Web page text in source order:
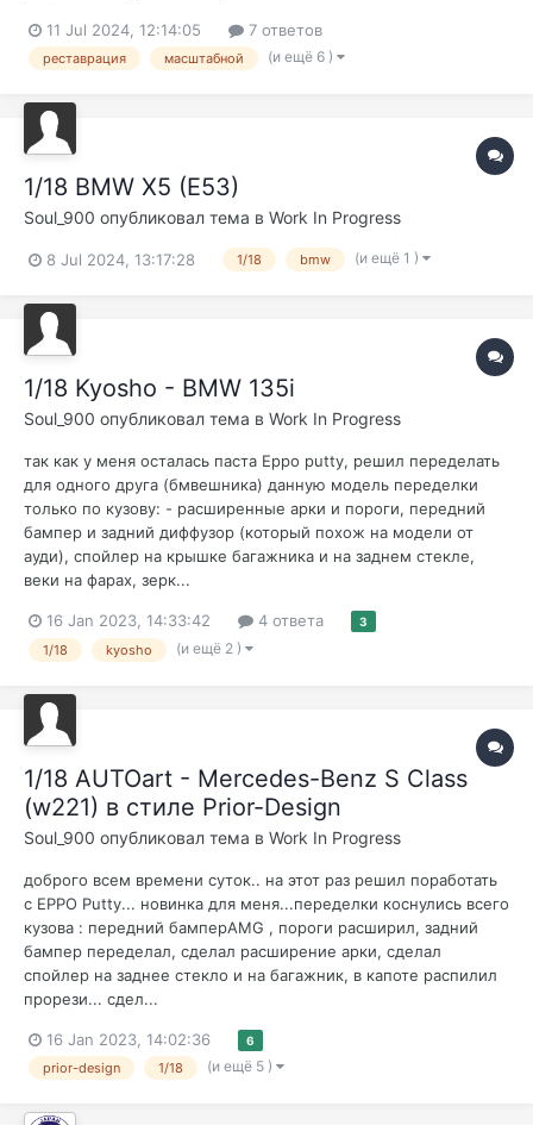
11 Jul 2024, 12:14:05 7 ответов
реставрация масштабной (и ещё 6 )
1/18 BMW X5 (E53)
Soul_900 опубликовал тема в Work In Progress
8 Jul 2024, 13:17:28 1/18 bmw (и ещё 1 )
1/18 Kyosho - BMW 135i
Soul_900 опубликовал тема в Work In Progress
так как у меня осталась паста Eppo putty, решил переделать
для одного друга (бмвешника) данную модель переделки
только по кузову: - расширенные арки и пороги, передний
бампер и задний диффузор (который похож на модели от
ауди), спойлер на крышке багажника и на заднем стекле,
веки на фарах, зерк...
16 Jan 2023, 14:33:42 4 ответа 3
1/18 kyosho (и ещё 2 )
1/18 AUTOart - Mercedes-Benz S Class
(w221) в стиле Prior-Design
Soul_900 опубликовал тема в Work In Progress
доброго всем времени суток.. на этот раз решил поработать
с EPPO Putty... новинка для меня...переделки коснулись всего
кузова : передний бамперAMG , пороги расширил, задний
бампер переделaл, сделал расширение арки, сделал
спойлер на заднее стекло и на багажник, в капоте распилил
прорези... сдел...
16 Jan 2023, 14:02:36 6
prior-design 1/18 (и ещё 5 )